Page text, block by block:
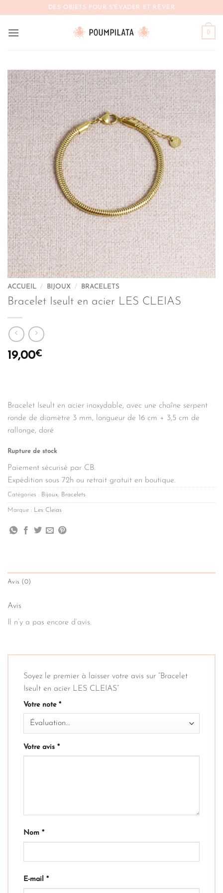
contenu
DES OBJETS POUR S'ÉVADER ET RÊVER
0
ACCUEIL / BIJOUX / BRACELETS
Bracelet Iseult en acier LES CLEIAS
19,00€
Bracelet Iseult en acier inoxydable, avec une chaîne serpent
ronde de diamètre 3 mm, longueur de 16 cm + 3,5 cm de
rallonge, doré
Rupture de stock
Paiement sécurisé par CB.
Expédition sous 72h ou retrait gratuit en boutique.
Catégories : Bijoux, Bracelets
Marque : Les Cleias
Avis (0)
Avis
Il n’y a pas encore d’avis.
Soyez le premier à laisser votre avis sur “Bracelet
Iseult en acier LES CLEIAS”
Votre note *
Votre avis *
Nom *
E-mail *